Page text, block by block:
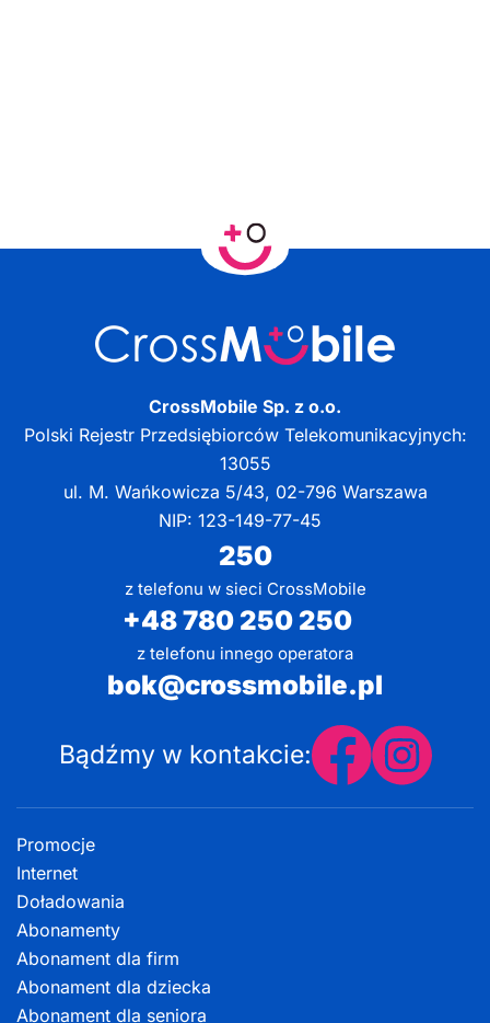
CrossMobile Sp. z o.o.
Polski Rejestr Przedsiębiorców Telekomunikacyjnych:
13055
ul. M. Wańkowicza 5/43, 02-796 Warszawa
NIP: 123-149-77-45
250
z telefonu w sieci CrossMobile
+48 780 250 250
z telefonu innego operatora
bok@crossmobile.pl
Bądźmy w kontakcie:
Promocje
Internet
Doładowania
Abonamenty
Abonament dla firm
Abonament dla dziecka
Abonament dla seniora